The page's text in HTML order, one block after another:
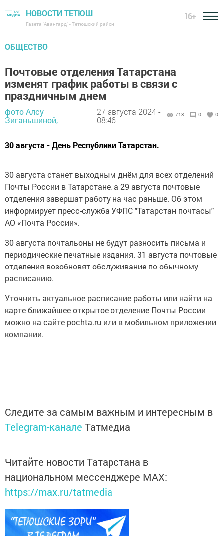
НОВОСТИ ТЕТЮШ
Газета "Авангард" - Тетюшский район
16+
ОБЩЕСТВО
Почтовые отделения Татарстана
изменят график работы в связи с
праздничным днем
фото Алсу
Зиганьшиной,
27 августа 2024 -
08:46
713 0 0
30 августа - День Республики Татарстан.
30 августа станет выходным днём для всех отделений
Почты России в Татарстане, а 29 августа почтовые
отделения завершат работу на час раньше. Об этом
информирует пресс-служба УФПС "Татарстан почтасы"
АО «Почта России».
30 августа почтальоны не будут разносить письма и
периодические печатные издания. 31 августа почтовые
отделения возобновят обслуживание по обычному
расписанию.
Уточнить актуальное расписание работы или найти на
карте ближайшее открытое отделение Почты России
можно на сайте pochta.ru или в мобильном приложении
компании.
Следите за самым важным и интересным в
Telegram-канале Татмедиа
Читайте новости Татарстана в
национальном мессенджере MАХ:
https://max.ru/tatmedia